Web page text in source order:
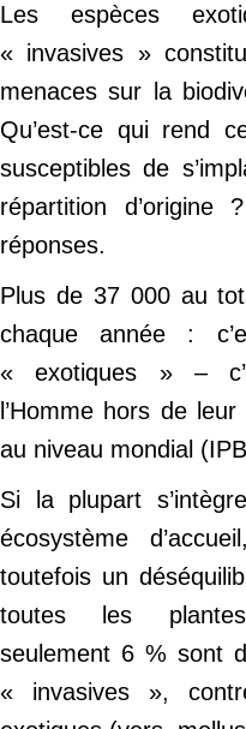
Les espèces
« invasives »
menaces sur la
Qu’est-ce qui rend
susceptibles de
répartition
réponses.
Plus de 37 000 au
chaque année :
« exotiques » –
l’Homme hors de
au niveau mondial
Si la plupart
écosystème
toutefois un
toutes les
seulement 6 % sont
« invasives »,